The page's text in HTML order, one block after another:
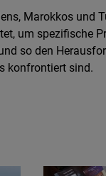
Marokkos und
um spezifische
so den
konfrontiert sind.